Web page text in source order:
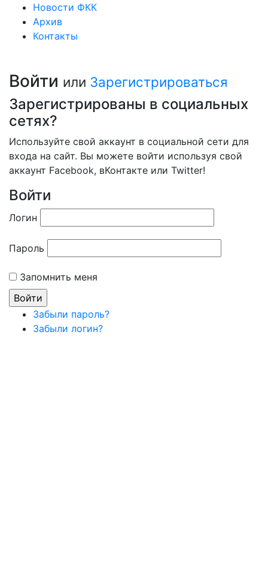
Новости ФКК
Архив
Контакты
Войти или Зарегистрироваться
Зарегистрированы в социальных
сетях?
Используйте свой аккаунт в социальной сети для
входа на сайт. Вы можете войти используя свой
аккаунт Facebook, вКонтакте или Twitter!
Войти
Логин
Пароль
Запомнить меня
Забыли пароль?
Забыли логин?